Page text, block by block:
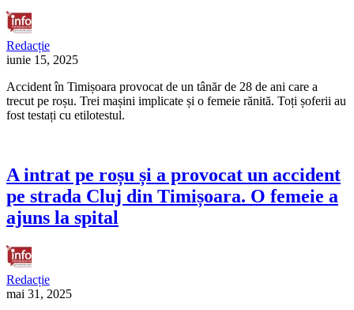
Redacție
iunie 15, 2025
Accident în Timișoara provocat de un tânăr de 28 de ani care a
trecut pe roșu. Trei mașini implicate și o femeie rănită. Toți șoferii au
fost testați cu etilotestul.
A intrat pe roșu și a provocat un accident
pe strada Cluj din Timișoara. O femeie a
ajuns la spital
Redacție
mai 31, 2025